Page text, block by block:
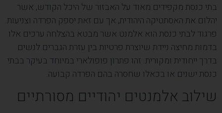
בתי כנסת מקפידים מאוד על האבזור של היכל הקודש, אשר
יהלום את האסתטיקה היהודית, אך עם זאת יספק הפרדה וצניעות.
פרגוד לבתי כנסת הוא אלמנט אשר מבטא בהצלחה ערכים אלו
בדמות מחיצה ניידת שיוצרת פרטיות בין עזרת הגברים לנשים
בדרך ייחודית ומקורית. זהו פתרון פופולארי במיוחד בעיקר בבתי
כנסת ישנים או בכאלו שחסרה בהם הפרדה קבועה.
שילוב אלמנטים יהודיים מסורתיים